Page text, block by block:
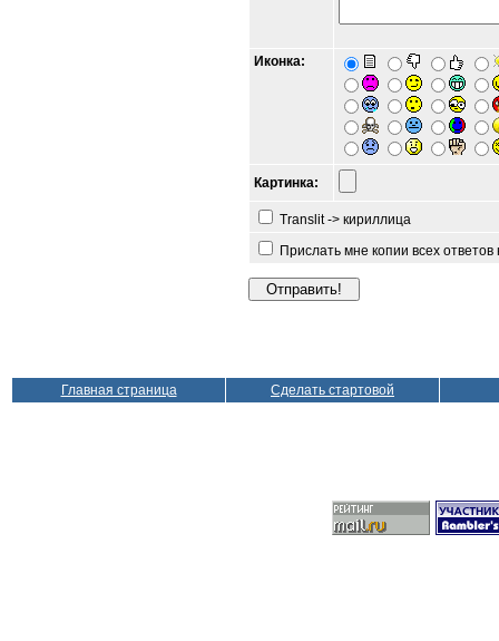
Иконка:
Картинка:
Translit -> кириллица
Прислать мне копии всех
Главная страница Сделать стартовой